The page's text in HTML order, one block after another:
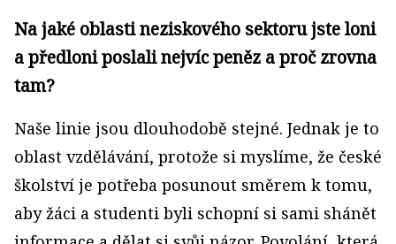
Na jaké oblasti neziskového sektoru jste loni
a předloni poslali nejvíc peněz a proč zrovna
tam?
Naše linie jsou dlouhodobě stejné. Jednak je to
oblast vzdělávání, protože si myslíme, že české
školství je potřeba posunout směrem k tomu,
aby žáci a studenti byli schopní si sami shánět